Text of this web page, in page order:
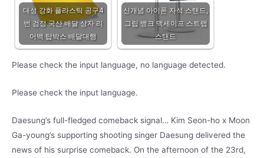
대성 강화 플라스틱 공구4
번 검정 국산 배달 상자 리
어백 탑박스 배달대행
신개념 아이폰 자석 스탠드,
그립 뱅크 맥세이프 스트랩
스탠드
Please check the input language, no language detected.
Please check the input language.
Daesung’s full-fledged comeback signal… Kim Seon-ho x Moon
Ga-young’s supporting shooting singer Daesung delivered the
news of his surprise comeback. On the afternoon of the 23rd,